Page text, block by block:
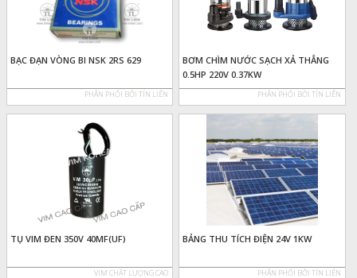
BẠC ĐẠN VÒNG BI NSK 2RS 629
PHÂN PHỐI BỞI TÍN LIÊN
BƠM CHÌM NƯỚC SẠCH XẢ THẲNG
0.5HP 220V 0.37KW
PHÂN PHỐI BỞI TÍN LIÊN
TỤ VIM ĐEN 350V 40MF(UF)
VIM CHẤT LƯỢNG CAO
BẢNG THU TÍCH ĐIỆN 24V 1KW
PHÂN PHỐI BỞI TÍN LIÊN